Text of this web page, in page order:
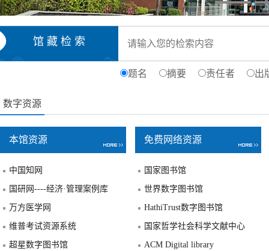
馆 藏 检 索
题名 摘要 责任者 出
数字资源
本馆资源
中国知网
国研网----经济·管理案例库
万方医学网
维普考试资源系统
超星数字图书馆
免费网络资源
国家图书馆
世界数字图书馆
HathiTrust数字图书馆
国家哲学社会科学文献中心
ACM Digital library